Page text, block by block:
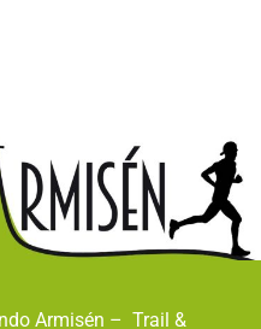
Armisén – Trail &